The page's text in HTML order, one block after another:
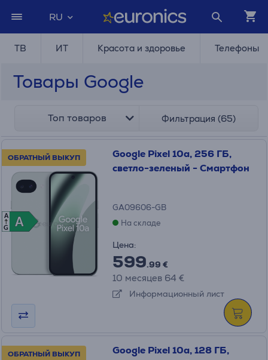
RU
ТВ ИТ Красота и здоровье Телефоны
Товары Google
Топ товаров Фильтрация (65)
ОБРАТНЫЙ ВЫКУП
A
A
A
G
Google Pixel 10a, 256 ГБ,
светло-зеленый - Смартфон
GA09606-GB
На складе
Цена:
599.99 €
10 месяцев 64 €
Информационный лист
ОБРАТНЫЙ ВЫКУП
Google Pixel 10a, 128 ГБ,